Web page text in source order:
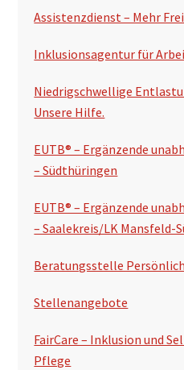
Assistenzdienst – Mehr
Inklusionsagentur für
Niedrigschwellige
Unsere Hilfe.
EUTB® – Ergänzende
– Südthüringen
EUTB® – Ergänzende
– Saalekreis/LK Mansfeld-
Beratungsstelle
Stellenangebote
FairCare – Inklusion und
Pflege